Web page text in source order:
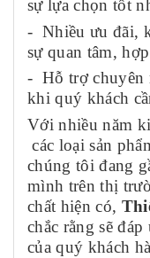
sự lựa chọn tốt
- Nhiều ưu đãi,
sự quan tâm,
- Hỗ trợ chuyên
khi quý khách
Với nhiều năm
các loại sản
chúng tôi đang
mình trên thị
chất hiện có,
chắc rằng sẽ
của quý khách